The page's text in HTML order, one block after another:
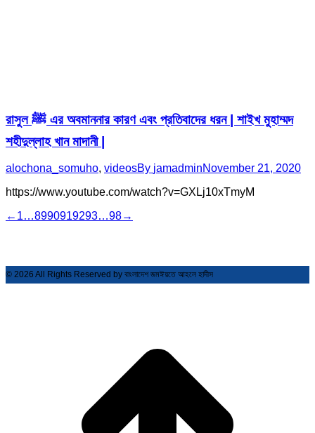
রাসুল ﷺ এর অবমাননার কারণ এবং প্রতিবাদের ধরন | শাইখ মুহাম্মদ
শহীদুল্লাহ খান মাদানী |
alochona_somuho, videosBy jamadminNovember 21, 2020
https://www.youtube.com/watch?v=GXLj10xTmyM
← 1…8990919293…98→
© 2026 All Rights Reserved by বাংলাদেশ জমঈয়তে আহলে হাদীস